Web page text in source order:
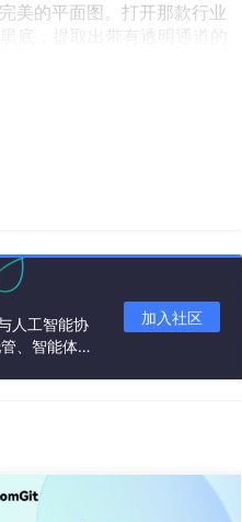
美的平面图。打开那款行业
底，提取出带有透明通道的
们要让软件自己计算衣服的
Qipao_Depth.psd 。这就是我
人工智能协
、智能体开
加入社区